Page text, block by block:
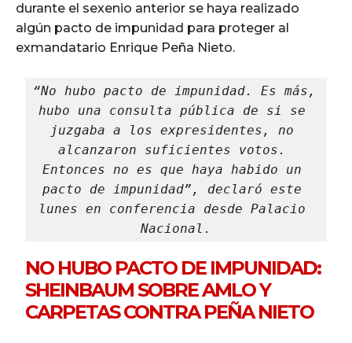
durante el sexenio anterior se haya realizado
algún pacto de impunidad para proteger al
exmandatario Enrique Peña Nieto.
“No hubo pacto de impunidad. Es más,
hubo una consulta pública de si se
juzgaba a los expresidentes, no
alcanzaron suficientes votos.
Entonces no es que haya habido un
pacto de impunidad”, declaró este
lunes en conferencia desde Palacio
Nacional.
NO HUBO PACTO DE IMPUNIDAD:
SHEINBAUM SOBRE AMLO Y
CARPETAS CONTRA PEÑA NIETO